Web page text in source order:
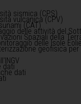
sismica (CPS)
vulcanica (CPV)
(CAT)
delle attività del
Spaziali della
delle Isole
geofisica per
dati
dati